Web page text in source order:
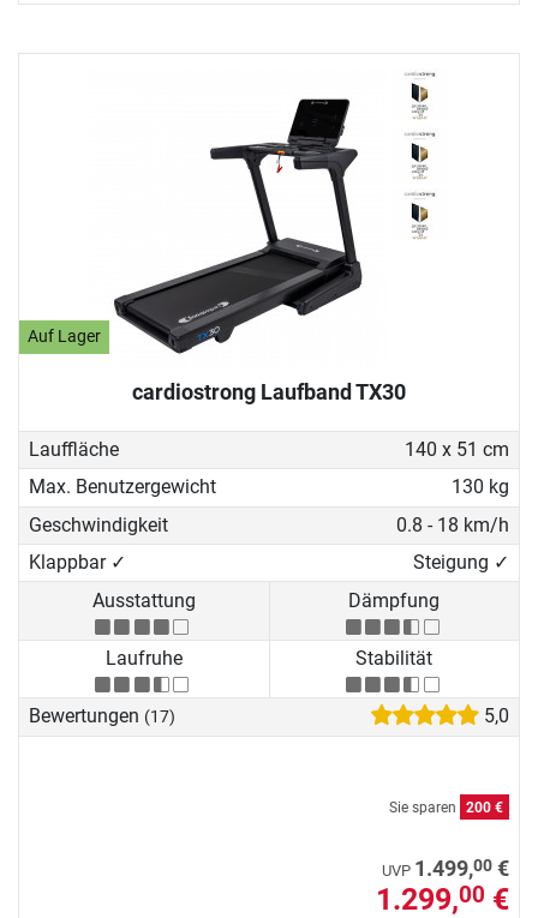
Auf Lager
cardiostrong Laufband TX30
Lauffläche
140 x 51 cm
Max. Benutzergewicht
130 kg
Geschwindigkeit
0.8 - 18 km/h
Klappbar ✓
Steigung ✓
Ausstattung
Dämpfung
Laufruhe Stabilität
Bewertungen (17) 5,0
Sie sparen 200 €
UVP 1.499,00 €
1.299,00 €